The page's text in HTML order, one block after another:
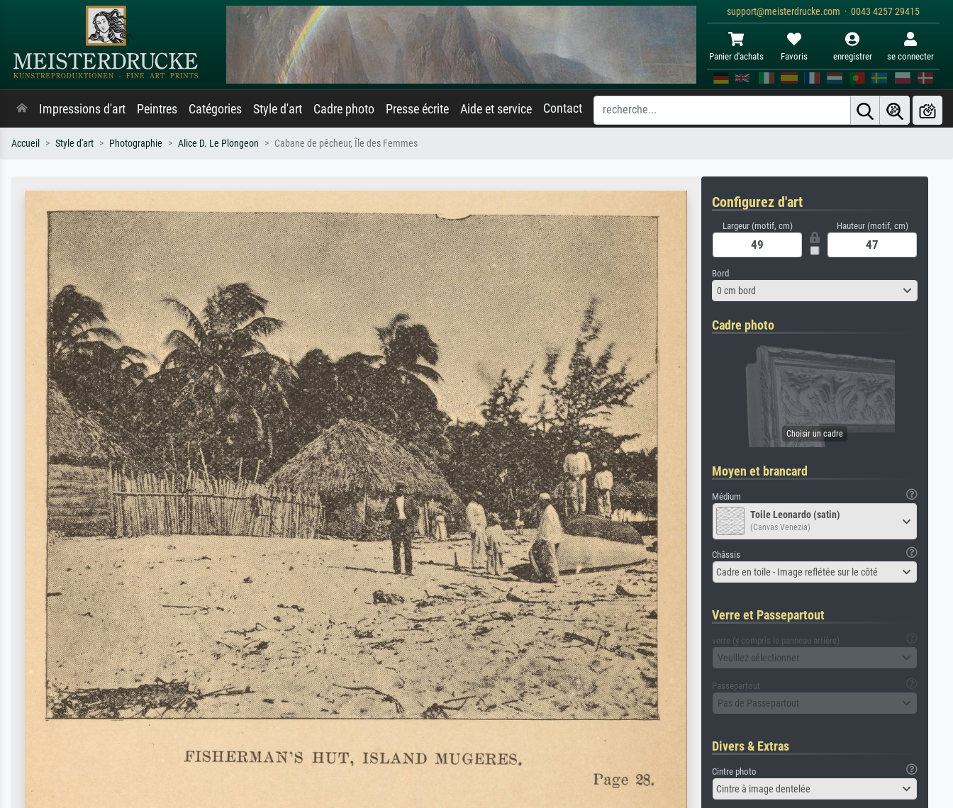
support@meisterdrucke.com · 0043 4257 29415
Panier d'achats Favoris enregistrer se connecter
Impressions d'art Peintres Catégories Style d'art Cadre photo Presse écrite Aide et service Contact
Accueil Style d'art Photographie Alice D. Le Plongeon Cabane de pêcheur, Île des Femmes
Configurez d'art
Largeur (motif, cm) Hauteur (motif, cm)
Bord
0 cm bord
Cadre photo
Moyen et brancard
Médium
Toile Leonardo (satin)
(Canvas Venezia)
Châssis
Cadre en toile - Image reflétée sur le côté
Verre et Passepartout
verre (y compris le panneau arrière)
Veuillez sélectionner
Passepartout
Pas de Passepartout
Divers & Extras
Cintre photo
Cintre à image dentelée